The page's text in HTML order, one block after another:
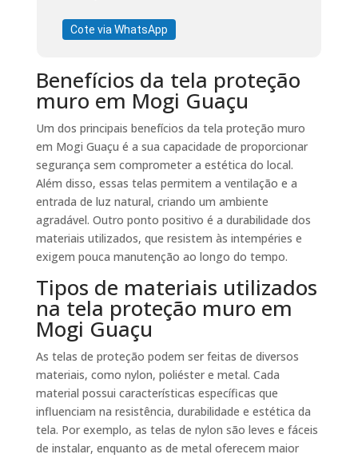
Cote via WhatsApp
Benefícios da tela proteção
muro em Mogi Guaçu
Um dos principais benefícios da tela proteção muro
em Mogi Guaçu é a sua capacidade de proporcionar
segurança sem comprometer a estética do local.
Além disso, essas telas permitem a ventilação e a
entrada de luz natural, criando um ambiente
agradável. Outro ponto positivo é a durabilidade dos
materiais utilizados, que resistem às intempéries e
exigem pouca manutenção ao longo do tempo.
Tipos de materiais utilizados
na tela proteção muro em
Mogi Guaçu
As telas de proteção podem ser feitas de diversos
materiais, como nylon, poliéster e metal. Cada
material possui características específicas que
influenciam na resistência, durabilidade e estética da
tela. Por exemplo, as telas de nylon são leves e fáceis
de instalar, enquanto as de metal oferecem maior